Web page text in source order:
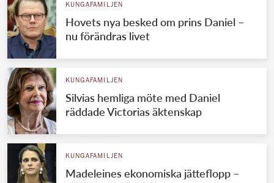
KUNGAFAMILJEN
Hovets nya besked om prins Daniel –
nu förändras livet
KUNGAFAMILJEN
Silvias hemliga möte med Daniel
räddade Victorias äktenskap
KUNGAFAMILJEN
Madeleines ekonomiska jätteflopp –